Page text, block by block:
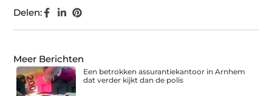
Delen:
Meer Berichten
Een betrokken assurantiekantoor in Arnhem
dat verder kijkt dan de polis